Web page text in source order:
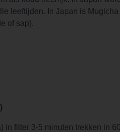
leeftijden. In Japan is
of sap).
in filter 3-5 minuten trekken in